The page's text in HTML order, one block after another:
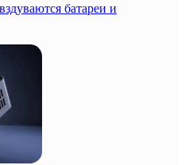
батареи и